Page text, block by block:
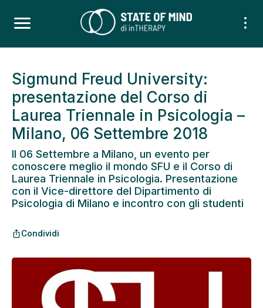
Sigmund Freud University:
presentazione del Corso di
Laurea Triennale in Psicologia –
Milano, 06 Settembre 2018
Il 06 Settembre a Milano, un evento per
conoscere meglio il mondo SFU e il Corso di
Laurea Triennale in Psicologia. Presentazione
con il Vice-direttore del Dipartimento di
Psicologia di Milano e incontro con gli studenti
ios_shareCondividi